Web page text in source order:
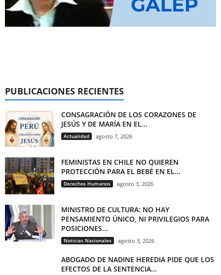
PUBLICACIONES RECIENTES
CONSAGRACIÓN DE LOS CORAZONES DE
JESÚS Y DE MARÍA EN EL...
Actualidad agosto 7, 2026
FEMINISTAS EN CHILE NO QUIEREN
PROTECCIÓN PARA EL BEBÉ EN EL...
Derechos Humanos agosto 3, 2026
MINISTRO DE CULTURA: NO HAY
PENSAMIENTO ÚNICO, NI PRIVILEGIOS PARA
POSICIONES...
Noticias Nacionales agosto 3, 2026
ABOGADO DE NADINE HEREDIA PIDE QUE LOS
EFECTOS DE LA SENTENCIA...